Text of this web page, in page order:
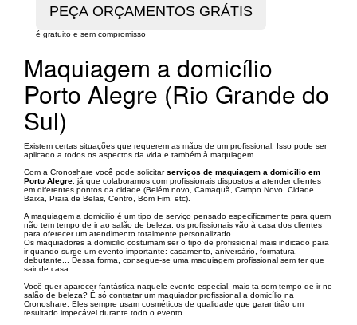
é gratuito e sem compromisso
Maquiagem a domicílio
Porto Alegre (Rio Grande do
Sul)
Existem certas situações que requerem as mãos de um profissional. Isso pode ser
aplicado a todos os aspectos da vida e também à maquiagem.
Com a Cronoshare você pode solicitarserviços de maquiagem a domicilio em
Porto Alegre , já que colaboramos com profissionais dispostos a atender clientes
em diferentes pontos da cidade (Belém novo, Camaquã, Campo Novo, Cidade
Baixa, Praia de Belas, Centro, Bom Fim, etc).
A maquiagem a domicilio é um tipo de serviço pensado especificamente para quem
não tem tempo de ir ao salão de beleza: os profissionais vão à casa dos clientes
para oferecer um atendimento totalmente personalizado.
Os maquiadores a domicilio costumam ser o tipo de profissional mais indicado para
ir quando surge um evento importante: casamento, aniversário, formatura,
debutante... Dessa forma, consegue-se uma maquiagem profissional sem ter que
sair de casa.
Você quer aparecer fantástica naquele evento especial, mais ta sem tempo de ir no
salão de beleza? É só contratar um maquiador profissional a domicílio na
Cronoshare. Eles sempre usam cosméticos de qualidade que garantirão um
resultado impecável durante todo o evento.